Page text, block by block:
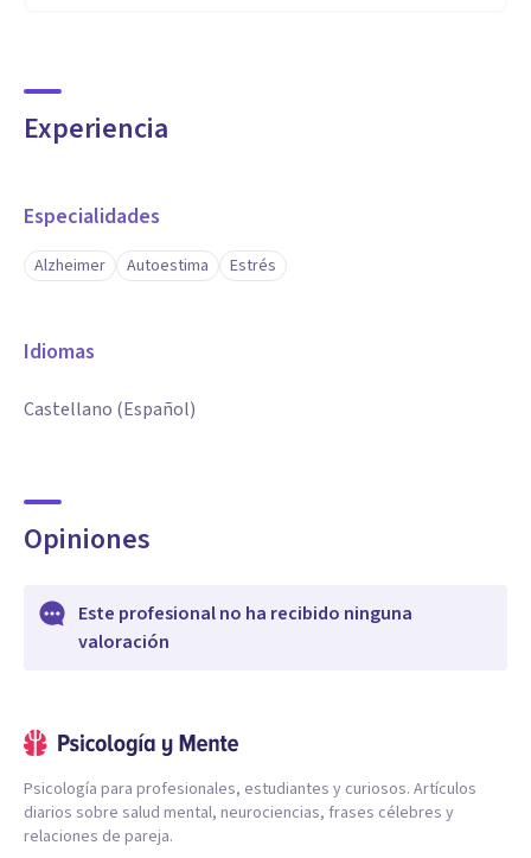
Experiencia
Especialidades
Alzheimer Autoestima Estrés
Idiomas
Castellano (Español)
Opiniones
Este profesional no ha recibido ninguna
valoración
Psicología para profesionales, estudiantes y curiosos. Artículos
diarios sobre salud mental, neurociencias, frases célebres y
relaciones de pareja.